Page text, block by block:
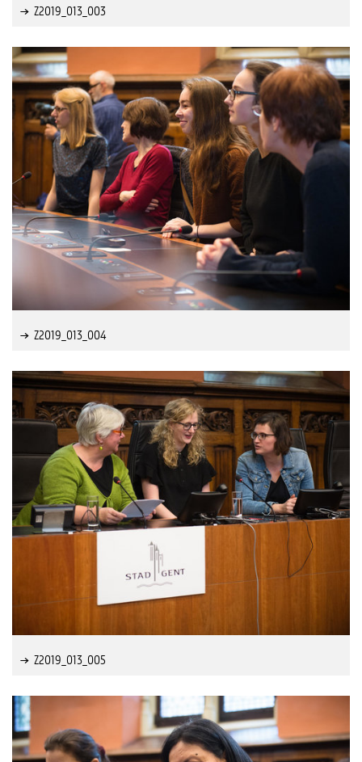
Z2019_013_003
Z2019_013_004
Z2019_013_005